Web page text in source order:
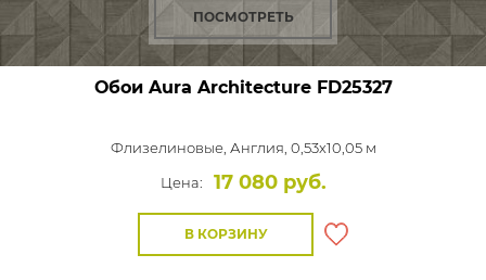
ПОСМОТРЕТЬ
Обои Aura ArchitectureFD25327
Флизелиновые, Англия, 0,53x10,05 м
Цена:
17 080 руб.
В КОРЗИНУ